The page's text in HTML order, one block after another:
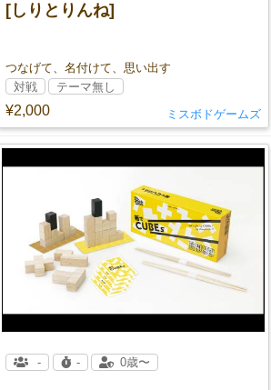
[しりとりんね]
つなげて、名付けて、思い出す
¥2,000
対戦 テーマ無し
ミスボドゲームズ
- - 0歳〜